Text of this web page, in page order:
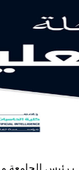
رئيس